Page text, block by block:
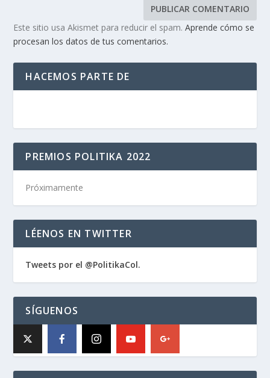
Este sitio usa Akismet para reducir el spam.Aprende cómo se
procesan los datos de tus comentarios.
HACEMOS PARTE DE
PREMIOS POLITIKA 2022
Próximamente
LÉENOS EN TWITTER
Tweets por el @PolitikaCol.
SÍGUENOS